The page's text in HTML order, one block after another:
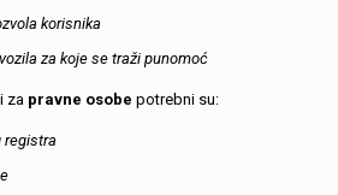
korisnika
za koje se traži punomoć
za pravne osobe potrebni su:
registra